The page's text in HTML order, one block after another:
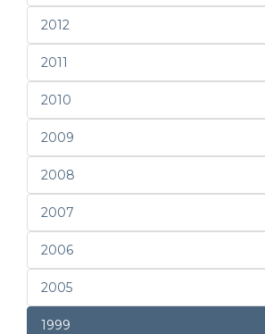
2012
2011
2010
2009
2008
2007
2006
2005
1999